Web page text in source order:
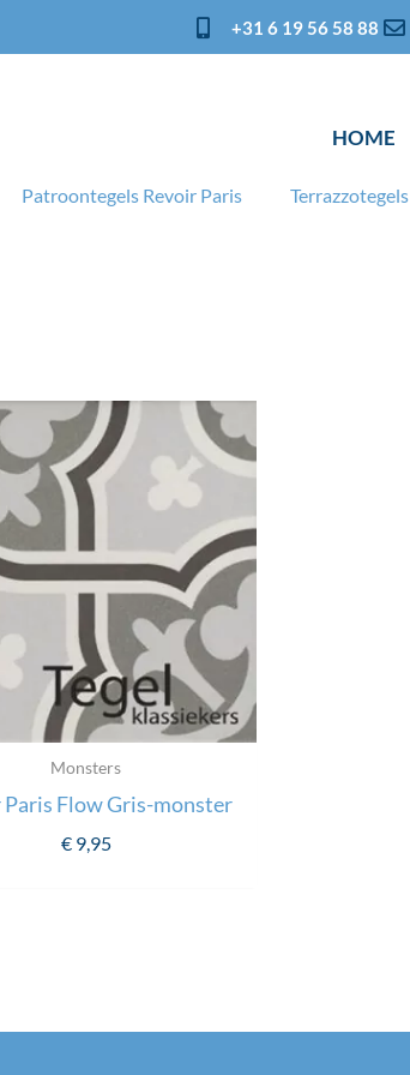
+31 6 19 56 58 88
HOME
Patroontegels Revoir Paris Terrazzotegels
Monsters
Paris Flow Gris-monster
€9,95